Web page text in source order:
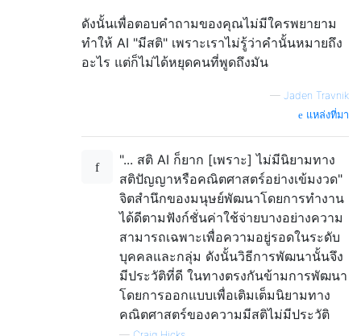
ดังนั้นเพื่อตอบคำถามของคุณไม่มีใครพยายาม
ทำให้ AI "มีสติ" เพราะเราไม่รู้ว่าคำนั้นหมายถึง
อะไร แต่ก็ไม่ได้หยุดคนที่พูดถึงมัน
— Jaden Travnik
แหล่งที่มา
"... สติ AI ก็ยาก [เพราะ] ไม่มีนิยามทาง
สติปัญญาหรือคณิตศาสตร์อย่างเข้มงวด"
จิตสำนึกของมนุษย์พัฒนาโดยการทำงาน
ได้ดีตามฟังก์ชั่นค่าใช้จ่ายบางอย่างความ
สามารถเฉพาะเพื่อความอยู่รอดในระดับ
บุคคลและกลุ่ม ดังนั้นวิธีการพัฒนานั้นจึง
มีประวัติที่ดี ในทางตรงกันข้ามการพัฒนา
โดยการออกแบบเพื่อเติมเต็มนิยามทาง
คณิตศาสตร์ของความมีสติไม่มีประวัติ